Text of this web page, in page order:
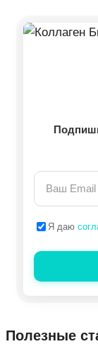
Я даю
Полезные